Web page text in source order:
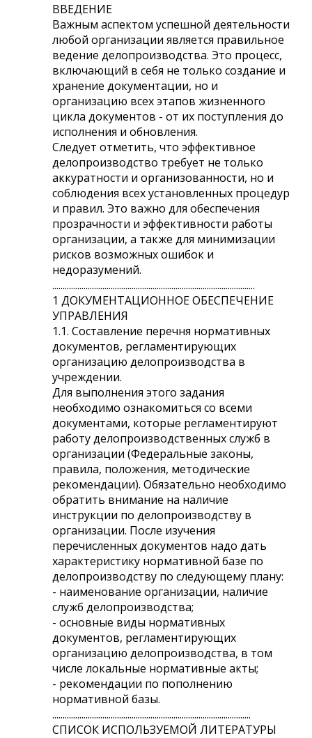
ВВЕДЕНИЕ
Важным аспектом успешной деятельности
любой организации является правильное
ведение делопроизводства. Это процесс,
включающий в себя не только создание и
хранение документации, но и
организацию всех этапов жизненного
цикла документов - от их поступления до
исполнения и обновления.
Следует отметить, что эффективное
делопроизводство требует не только
аккуратности и организованности, но и
соблюдения всех установленных процедур
и правил. Это важно для обеспечения
прозрачности и эффективности работы
организации, а также для минимизации
рисков возможных ошибок и
недоразумений.
.................................................................................................
1 ДОКУМЕНТАЦИОННОЕ ОБЕСПЕЧЕНИЕ
УПРАВЛЕНИЯ
1.1. Составление перечня нормативных
документов, регламентирующих
организацию делопроизводства в
учреждении.
Для выполнения этого задания
необходимо ознакомиться со всеми
документами, которые регламентируют
работу делопроизводственных служб в
организации (Федеральные законы,
правила, положения, методические
рекомендации). Обязательно необходимо
обратить внимание на наличие
инструкции по делопроизводству в
организации. После изучения
перечисленных документов надо дать
характеристику нормативной базе по
делопроизводству по следующему плану:
- наименование организации, наличие
служб делопроизводства;
- основные виды нормативных
документов, регламентирующих
организацию делопроизводства, в том
числе локальные нормативные акты;
- рекомендации по пополнению
нормативной базы.
...............................................................................................
СПИСОК ИСПОЛЬЗУЕМОЙ ЛИТЕРАТУРЫ